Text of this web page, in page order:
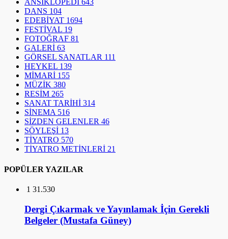
ANSİKLOPEDİ 643
DANS 104
EDEBİYAT 1694
FESTİVAL 19
FOTOĞRAF 81
GALERİ 63
GÖRSEL SANATLAR 111
HEYKEL 139
MİMARİ 155
MÜZİK 380
RESİM 265
SANAT TARİHİ 314
SİNEMA 516
SİZDEN GELENLER 46
SÖYLEŞİ 13
TİYATRO 570
TİYATRO METİNLERİ 21
POPÜLER YAZILAR
1 31.530
Dergi Çıkarmak ve Yayınlamak İçin Gerekli
Belgeler (Mustafa Güney)